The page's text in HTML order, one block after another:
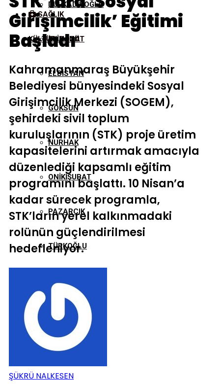
DULKADIROĞLU
EKINÖZÜ
ELBISTAN
GÖKSUN
NURHAK
ONIKIŞUBAT
PAZARCIK
TÜRKOĞLU
SAĞLIK
KÜLTÜR/SANAT
Girişimcilik’ Eğitimi
Başladı
Kahramanmaraş Büyükşehir
Belediyesi bünyesindeki Sosyal
Girişimcilik Merkezi (SOGEM),
şehirdeki sivil toplum
kuruluşlarının (STK) proje üretim
kapasitelerini artırmak amacıyla
düzenlediği kapsamlı eğitim
programını başlattı. 10 Nisan’a
kadar sürecek programla,
STK’ların yerel kalkınmadaki
rolünün güçlendirilmesi
hedefleniyor.
ŞÜKRÜ NALKESEN